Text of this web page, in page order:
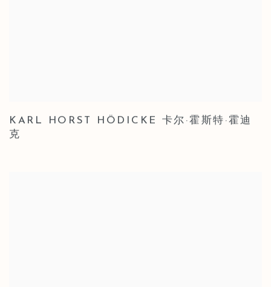
KARL HORST HÖDICKE 卡尔·霍斯特·霍迪
克